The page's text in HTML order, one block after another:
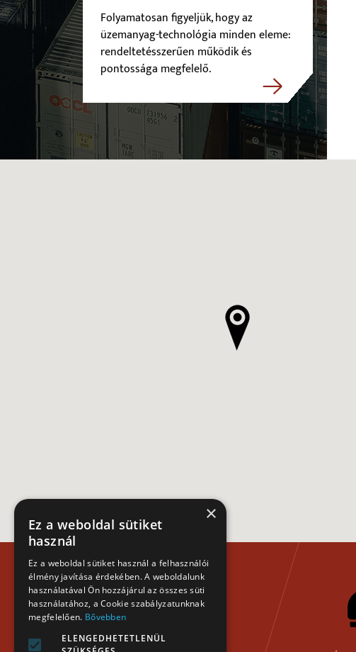
Folyamatosan figyeljük, hogy az
üzemanyag-technológia minden eleme:
rendeltetésszerűen működik és
pontossága megfelelő.
×
Ez a weboldal sütiket
használ
Ez a weboldal sütiket használ a felhasználói
élmény javítása érdekében. A weboldalunk
használatával Ön hozzájárul az összes süti
használatához, a Cookie szabályzatunknak
megfelelően. Bővebben
ELENGEDHETETLENÜL